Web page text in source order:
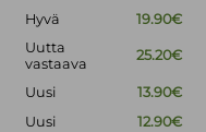
Hyvä 19.90€
Uutta
vastaava
25.20€
Uusi
13.90€
Uusi
12.90€